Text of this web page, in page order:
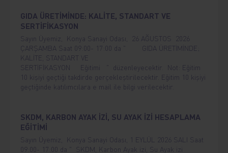
GIDA ÜRETİMİNDE: KALİTE, STANDART VE
SERTİFİKASYON
Sayın Üyemiz, Konya Sanayi Odası, 26 AĞUSTOS 2026
ÇARŞAMBA Saat 09:00- 17:00 da " GIDA ÜRETİMİNDE;
KALİTE, STANDART VE
SERTİFİKASYON Eğitimi " düzenleyecektir. Not: Eğitim
10 kişiyi geçtiği takdirde gerçekleştirilecektir. Eğitim 10 kişiyi
geçtiğinde katılımcılara e mail ile bilgi verilecektir.
SKDM, KARBON AYAK İZİ, SU AYAK İZİ HESAPLAMA
EĞİTİMİ
Sayın Üyemiz, Konya Sanayi Odası, 1 EYLÜL 2026 SALI Saat
09:00- 17:00 da " SKDM, Karbon Ayak izi, Su Ayak izi